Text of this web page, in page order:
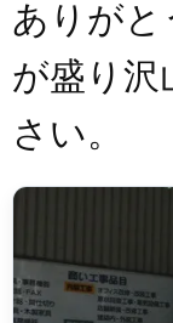
ありがと
が盛り沢
さい。